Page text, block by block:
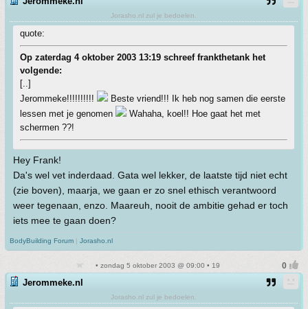
Jorasho.nl zul je bedoelen.
quote:
Op zaterdag 4 oktober 2003 13:19 schreef frankthetank het
volgende:
[..]
Jerommeke!!!!!!!!!!
Beste vriend!!! Ik heb nog samen die eerste
lessen met je genomen
Wahaha, koel!! Hoe gaat het met
schermen ??!
Hey Frank!
Da's wel vet inderdaad. Gata wel lekker, de laatste tijd niet echt
(zie boven), maarja, we gaan er zo snel ethisch verantwoord
weer tegenaan, enzo. Maareuh, nooit de ambitie gehad er toch
iets mee te gaan doen?
BodyBuilding Forum | Jorasho.nl
• zondag 5 oktober 2003 @ 09:00 • 19
Jerommeke.nl
Jorasho.nl zul je bedoelen.